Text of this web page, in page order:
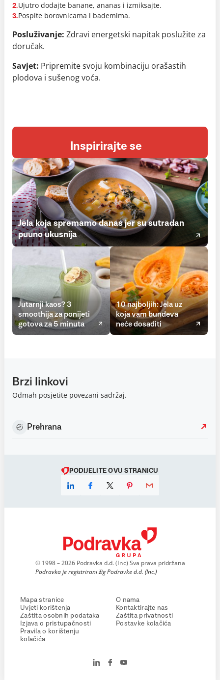
2.Ujutro dodajte banane, ananas i izmiksajte.
3.Pospite borovnicama i bademima.
Posluživanje: Zdravi energetski napitak poslužite za
doručak.
Savjet: Pripremite svoju kombinaciju orašastih
plodova i sušenog voća.
Inspirirajte se
Jela koja spremamo danas jer su sutradan
puuno ukusnija
Jutarnji kaos? 3
smoothija za ponijeti
gotova za 5 minuta
10 najboljih: Jela uz
koja vam bundeva
neće dosaditi
Brzi linkovi
Odmah posjetite povezani sadržaj.
Prehrana
PODIJELITE OVU STRANICU
© 1998 – 2026 Podravka d.d. (Inc) Sva prava pridržana
Podravka je registrirani žig Podravke d.d. (Inc.)
Mapa stranice
Uvjeti korištenja
Zaštita osobnih podataka
Izjava o pristupačnosti
Pravila o korištenju
kolačića
O nama
Kontaktirajte nas
Zaštita privatnosti
Postavke kolačića